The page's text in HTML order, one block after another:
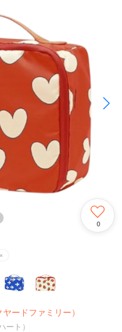
0
×
ヤードファミリー）
ート）